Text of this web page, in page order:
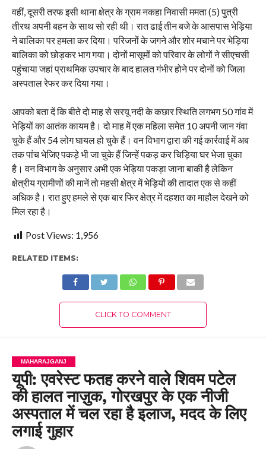
वहीं, दूसरी तरफ इसी थाना क्षेत्र के ग्राम नकहा निवासी ममता (5) पुत्री
तीरथ अपनी बहन के साथ सो रही थी। रात ढाई तीन बजे के आसपास भेड़िया
ने बालिका पर हमला कर दिया। परिजनों के जगने और शोर मचाने पर भेड़िया
बालिका को छोड़कर भाग गया। दोनों मासूमों को परिवार के लोगों ने सीएचसी
पहुंचाया जहां प्राथमिक उपचार के बाद हालत गंभीर होने पर दोनों को जिला
अस्पताल रेफर कर दिया गया।
आपको बता दें कि बीते दो माह से सरयू नदी के कछार स्थिति लगभग 50 गांव में
भेड़ियों का आतंक कायम है। दो माह में एक महिला समेत 10 अपनी जान गंवा
चुके हैं और 54 लोग घायल हो चुके हैं। वन विभाग द्वारा की गई कार्रवाई में अब
तक पांच भेजिए पकड़े भी जा चुके हैं जिन्हें पकड़ कर चिड़िया घर भेजा चुका
है। वन विभाग के अनुसार अभी एक भेड़िया पकड़ा जाना बाकी है लेकिन
क्षेत्रीय ग्रामीणों की मानें तो महसी क्षेत्र में भेड़ियों की तादात एक से कहीं
अधिक है। रात हुए हमले से एक बार फिर क्षेत्र में दहशत का माहौल देखने को
मिल रहा है।
Post Views: 1,956
RELATED ITEMS:
CLICK TO COMMENT
MAHARAJGANJ
यूपी: एवरेस्ट फतह करने वाले शिवम पटेल
की हालत नाज़ुक, गोरखपुर के एक नीजी
अस्पताल में चल रहा है इलाज, मदद के लिए
लगाई गुहार